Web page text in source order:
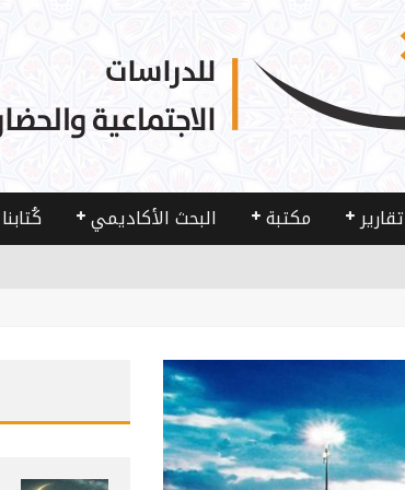
تقارير مكتبة البحث الأكاديمي كُتابنا